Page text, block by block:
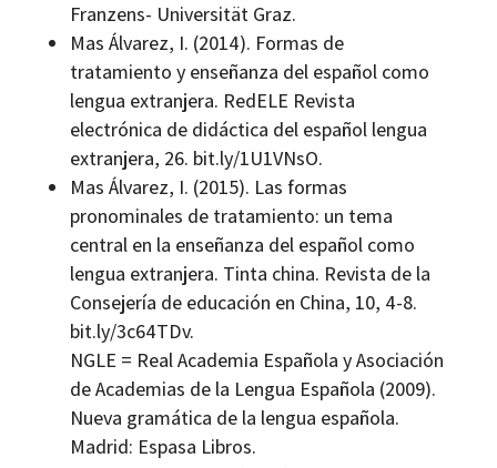
Franzens- Universität Graz.
Mas Álvarez, I. (2014). Formas de
tratamiento y enseñanza del español como
lengua extranjera. RedELE Revista
electrónica de didáctica del español lengua
extranjera, 26. bit.ly/1U1VNsO.
Mas Álvarez, I. (2015). Las formas
pronominales de tratamiento: un tema
central en la enseñanza del español como
lengua extranjera. Tinta china. Revista de la
Consejería de educación en China, 10, 4-8.
bit.ly/3c64TDv.
NGLE = Real Academia Española y Asociación
de Academias de la Lengua Española (2009).
Nueva gramática de la lengua española.
Madrid: Espasa Libros.